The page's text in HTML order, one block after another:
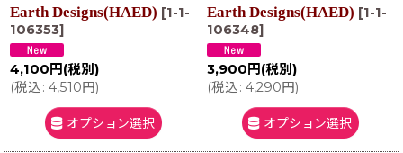
Earth Designs(HAED) [1-1-
106353]
4,100 円 (税別)
(税込: 4,510円)
オプション選択
Earth Designs(HAED) [1-1-
106348]
3,900 円 (税別)
(税込: 4,290円)
オプション選択